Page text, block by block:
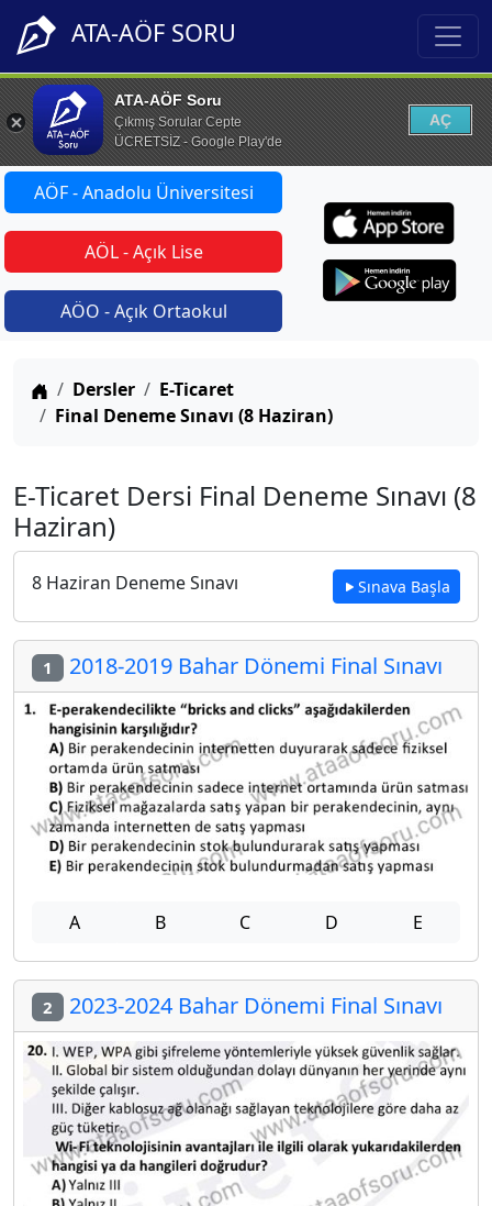
ATA-AÖF SORU
ATA-AÖF Soru
Çıkmış Sorular Cepte
ÜCRETSİZ - Google Play'de
AÇ
AÖF - Anadolu Üniversitesi
AÖL - Açık Lise
AÖO - Açık Ortaokul
Anasayfa
Dersler
E-Ticaret
Final Deneme Sınavı (8 Haziran)
E-Ticaret Dersi Final Deneme Sınavı (8
Haziran)
8 Haziran Deneme Sınavı Sınava Başla
1 2018-2019 Bahar Dönemi Final Sınavı
A B C D E
2 2023-2024 Bahar Dönemi Final Sınavı